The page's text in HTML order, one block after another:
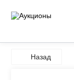
Назад